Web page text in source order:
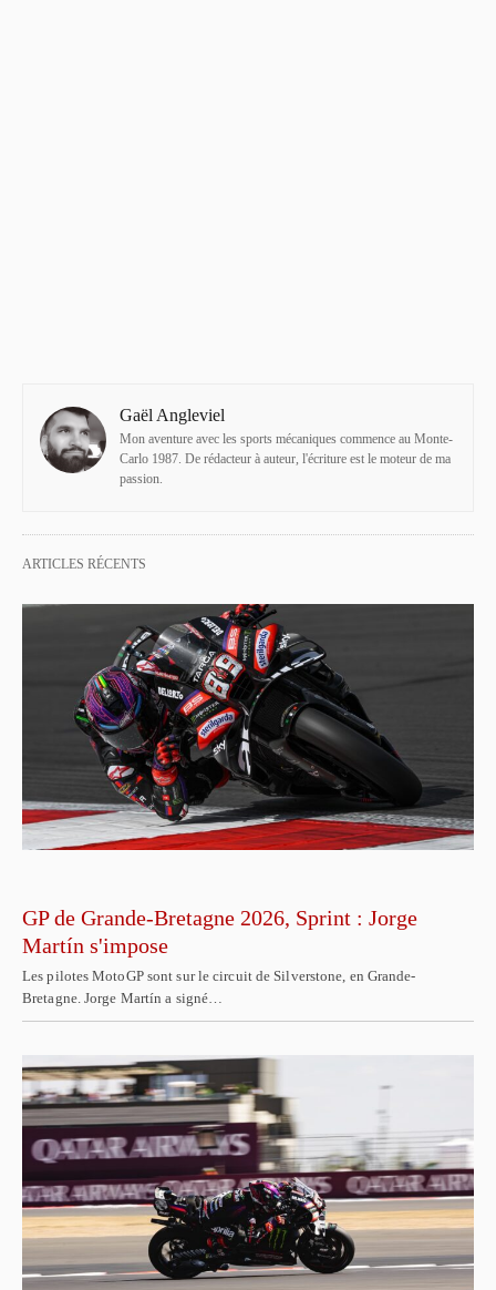
Gaël Angleviel
Mon aventure avec les sports mécaniques commence au Monte-
Carlo 1987. De rédacteur à auteur, l'écriture est le moteur de ma
passion.
ARTICLES RÉCENTS
GP de Grande-Bretagne 2026, Sprint : Jorge
Martín s'impose
Les pilotes MotoGP sont sur le circuit de Silverstone, en Grande-
Bretagne. Jorge Martín a signé…